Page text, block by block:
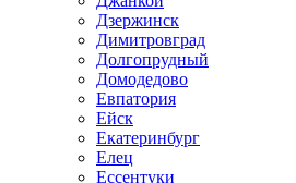
Дзержинск
Димитровград
Долгопрудный
Домодедово
Евпатория
Ейск
Екатеринбург
Елец
Ессентуки